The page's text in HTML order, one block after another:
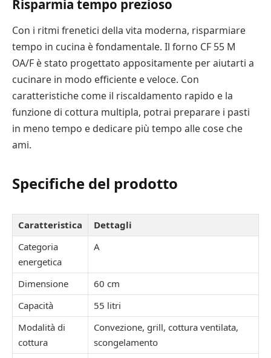
Risparmia tempo prezioso
Con i ritmi frenetici della vita moderna, risparmiare
tempo in cucina è fondamentale. Il forno CF 55 M
OA/F è stato progettato appositamente per aiutarti a
cucinare in modo efficiente e veloce. Con
caratteristiche come il riscaldamento rapido e la
funzione di cottura multipla, potrai preparare i pasti
in meno tempo e dedicare più tempo alle cose che
ami.
Specifiche del prodotto
Caratteristica
Dettagli
Categoria
energetica
A
Dimensione
60 cm
Capacità
55 litri
Modalità di
cottura
Convezione, grill, cottura ventilata,
scongelamento